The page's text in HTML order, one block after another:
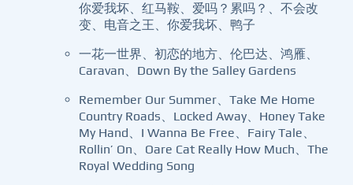
你爱我坏、红马鞍、爱吗？累吗？、不会改
变、电音之王、你爱我坏、鸭子
一花一世界、初恋的地方、伦巴达、鸿雁、
Caravan、Down By the Salley Gardens
Remember Our Summer、Take Me Home
Country Roads、Locked Away、Honey Take
My Hand、I Wanna Be Free、Fairy Tale、
Rollin’ On、Oare Cat Really How Much、The
Royal Wedding Song